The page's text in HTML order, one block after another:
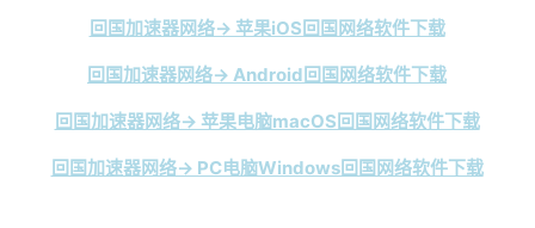
回国加速器网络→ 苹果iOS回国网络软件下载
回国加速器网络→ Android回国网络软件下载
回国加速器网络→ 苹果电脑macOS回国网络软件下载
回国加速器网络→ PC电脑Windows回国网络软件下载